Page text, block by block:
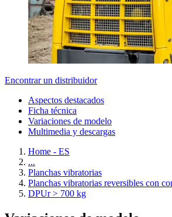
Encontrar un distribuidor
Aspectos destacados
Ficha técnica
Variaciones de modelo
Multimedia y descargas
Home - ES
...
Planchas vibratorias
Planchas vibratorias reversibles con
DPUr > 700 kg